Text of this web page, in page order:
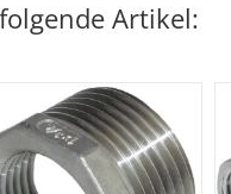
Artikel: